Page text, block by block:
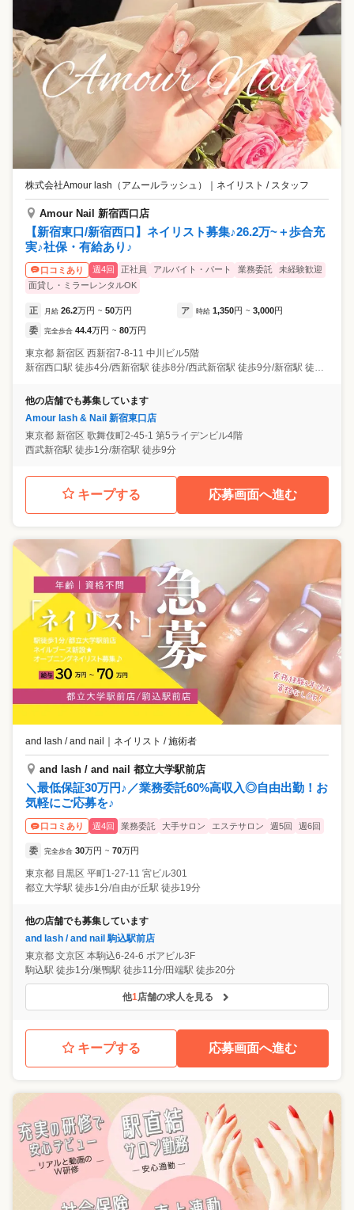
株式会社Amour lash（アムールラッシュ） ｜ ネイリスト / スタッフ
Amour Nail 新宿西口店
【新宿東口/新宿西口】ネイリスト募集♪26.2万~＋歩合充
実♪社保・有給あり♪
口コミあり 週4回 正社員 アルバイト・パート 業務委託
未経験歓迎
面貸し・ミラーレンタルOK
正 月給 26.2万円 ~ 50万円 ア 時給 1,350円 ~ 3,000円
委 完全歩合 44.4万円 ~ 80万円
東京都 新宿区 西新宿7-8-11 中川ビル5階
他の店舗でも募集しています
Amour lash & Nail 新宿東口店
東京都 新宿区 歌舞伎町2-45-1 第5ライデンビル4階
西武新宿駅 徒歩1分/新宿駅 徒歩9分
キープする 応募画面へ進む
and lash / and nail ネイリスト / 施術者
and lash / and nail 都立大学駅前店
＼最低保証30万円♪／業務委託60%高収入◎自由出勤！お
気軽にご応募を♪
口コミあり 週4回 業務委託 大手サロン エステサロン 週5回 週6回
委 完全歩合 30万円 ~ 70万円
東京都 目黒区 平町1-27-11 宮ビル301
都立大学駅 徒歩1分/自由が丘駅 徒歩19分
他の店舗でも募集しています
and lash / and nail 駒込駅前店
東京都 文京区 本駒込6-24-6 ボアビル3F
駒込駅 徒歩1分/巣鴨駅 徒歩11分/田端駅 徒歩20分
他1店舗の求人を見る
キープする 応募画面へ進む